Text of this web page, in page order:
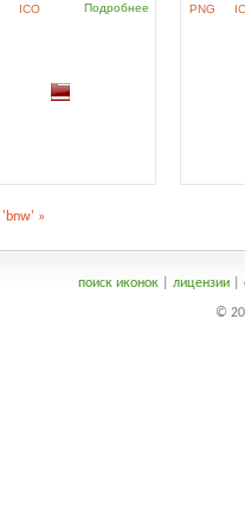
ICO Подробнее PNG
'bnw' »
поиск иконок| лицензии|
©